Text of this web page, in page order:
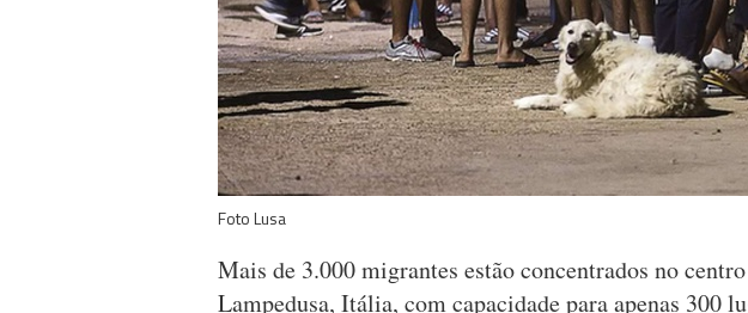
Foto Lusa
Mais de 3.000 migrantes estão concentrados no
Lampedusa, Itália, com capacidade para apenas 300